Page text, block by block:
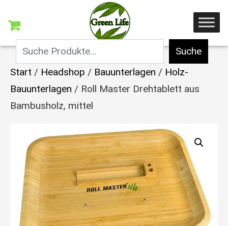
Suche
Start / Headshop / Bauunterlagen / Holz-
Bauunterlagen / Roll Master Drehtablett aus
Bambusholz, mittel